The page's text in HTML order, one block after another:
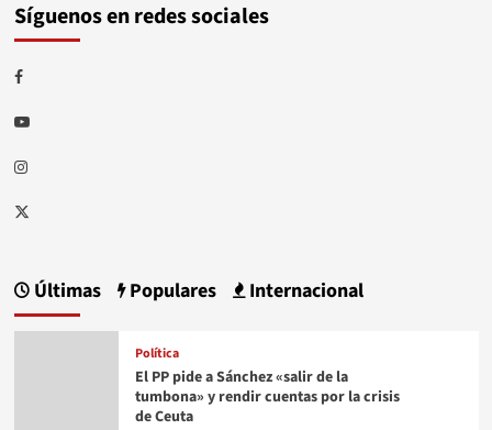
Síguenos en redes sociales
Facebook
Youtube
Instagram
Twitter
Últimas Populares Internacional
Política
El PP pide a Sánchez «salir de la
tumbona» y rendir cuentas por la crisis
de Ceuta